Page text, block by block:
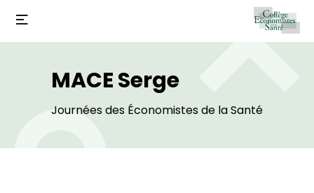
MACE Serge
Journées des Économistes de la Santé